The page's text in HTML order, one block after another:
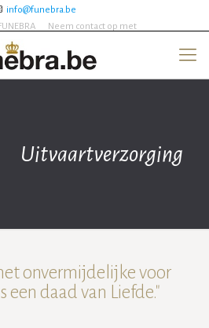
info@funebra.be
Neem contact op met
Uitvaartverzorging
onvermijdelijke voor
een daad van Liefde."